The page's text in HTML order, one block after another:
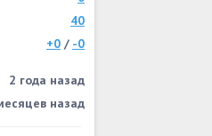
40
+0 / -0
2 года назад
назад